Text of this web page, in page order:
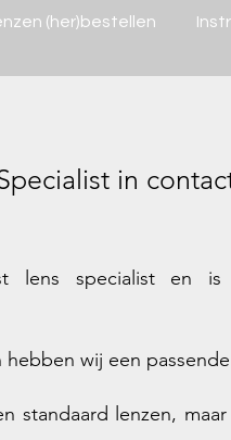
(her)bestellen
in
lens specialist en is
wij een
standaard lenzen,